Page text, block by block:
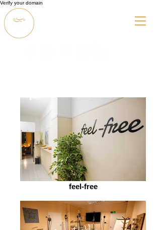
Verify your domain
feel-free